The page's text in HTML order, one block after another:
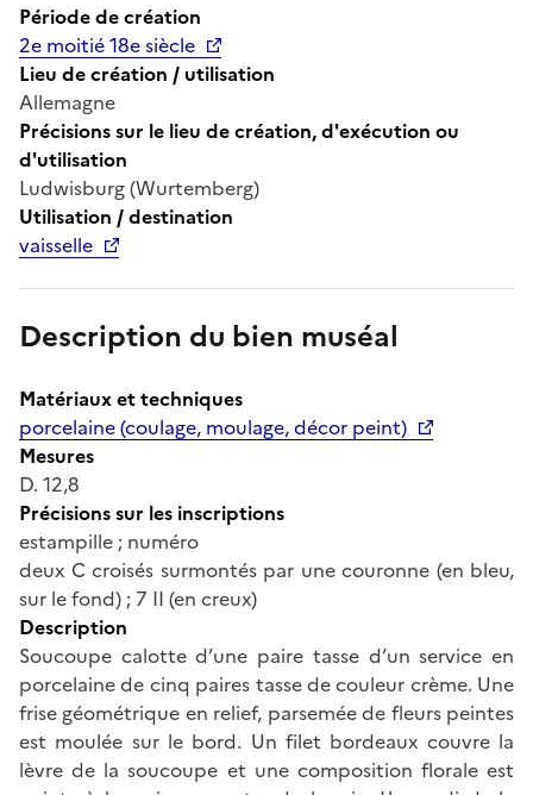
Période de création
2e moitié 18e siècle
Lieu de création / utilisation
Allemagne
Précisions sur le lieu de création, d'exécution ou
d'utilisation
Ludwisburg (Wurtemberg)
Utilisation / destination
vaisselle
Description du bien muséal
Matériaux et techniques
porcelaine (coulage, moulage, décor peint)
Mesures
D. 12,8
Précisions sur les inscriptions
estampille ; numéro
deux C croisés surmontés par une couronne (en bleu,
sur le fond) ; 7 II (en creux)
Description
Soucoupe calotte d’une paire tasse d’un service en
porcelaine de cinq paires tasse de couleur crème. Une
frise géométrique en relief, parsemée de fleurs peintes
est moulée sur le bord. Un filet bordeaux couvre la
lèvre de la soucoupe et une composition florale est